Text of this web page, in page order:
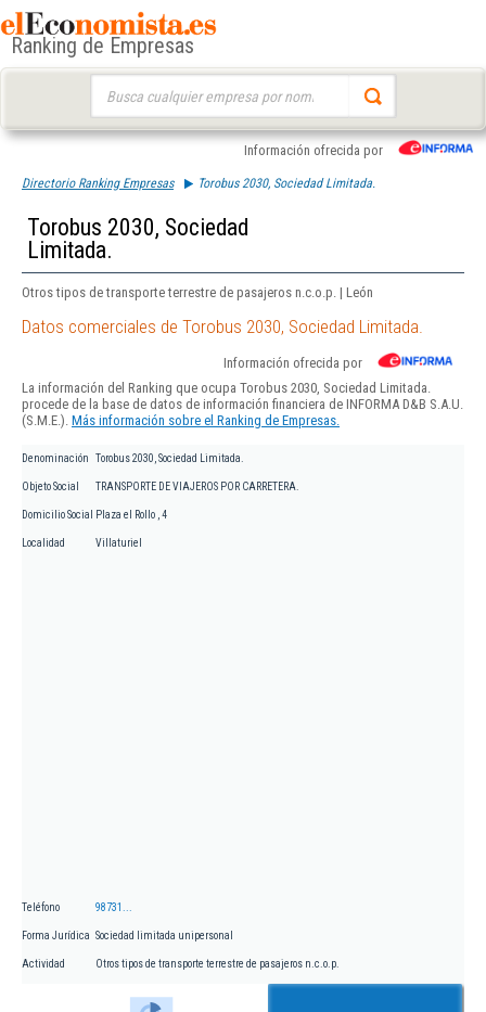
Ranking de Empresas
Información ofrecida por
Directorio Ranking Empresas Torobus 2030, Sociedad Limitada.
Torobus 2030, Sociedad
Limitada.
Otros tipos de transporte terrestre de pasajeros n.c.o.p. | León
Datos comerciales de Torobus 2030, Sociedad Limitada.
Información ofrecida por
La información del Ranking que ocupa Torobus 2030, Sociedad Limitada.
procede de la base de datos de información financiera de INFORMA D&B S.A.U.
(S.M.E.). Más información sobre el Ranking de Empresas.
Denominación Torobus 2030, Sociedad Limitada.
Objeto Social TRANSPORTE DE VIAJEROS POR CARRETERA.
Domicilio Social Plaza el Rollo , 4
Localidad Villaturiel
Teléfono 98731...
Forma Jurídica Sociedad limitada unipersonal
Actividad Otros tipos de transporte terrestre de pasajeros n.c.o.p.